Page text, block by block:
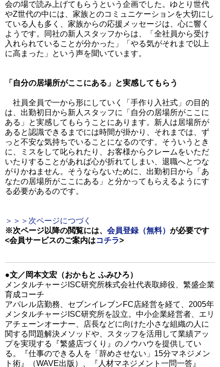
会の場で読み上げてもらうという企画でした。ゆとり世代
やZ世代の中には、家族とのコミュニケーションを大切にし
ている人も多く、家族からの応援メッセージは、心に響く
ようです。同社の新人スタッフからは、「全社員から受け
入れられていることが分かった」「やる気がそれまで以上
に高まった」という声を聞いています。
「自分の居場所がここにある」と実感してもらう
社員全員で一から形にしていく「手作り入社式」の目的
は、出勤初日から新人スタッフに「自分の居場所がここに
ある」と実感してもらうことにあります。新人は居場所が
あると認識できるまでには時間が掛かり、それまでは、ず
っと不安な気持ちでいることになるのです。そういうとき
に、ミスをして叱られたり、お客様からクレームをいただ
いたりすることがあれば心が折れてしまい、退職へとつな
がりかねません。そうならないために、出勤初日から「あ
なたの居場所がここにある」と分かってもらえるようにす
る必要があるのです。
＞＞＞次ページにつづく
※次ページ以降の閲覧には、 会員登録（無料） が必要です
<会員サービスのご案内はコチラ>
●文／岡本文宏（おかもと ふみひろ）
メンタルチャージISC研究所株式会社代表取締役、繁盛企業
育成コーチ
アパレル店勤務、セブンイレブンFC店経営を経て、2005年
メンタルチャージISC研究所を設立。中小企業経営者、エリ
アチェーンオーナー、店長などに向けた小さな組織の人に
関する問題解決メソッドや、スタッフを活用して業績アッ
プを実現する『繁盛店づくり』のノウハウを提供してい
る。『仕事のできる人を「辞めさせない」15分マネジメン
ト術』（WAVE出版）、『人材マネジメント一問一答』